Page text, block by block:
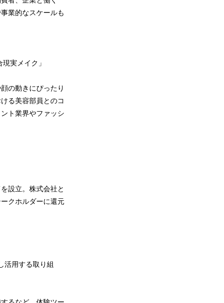
業的なスケールも
実メイク」
の動きにぴったり
る美容部員とのコ
ト業界やファッシ
設立。株式会社と
クホルダーに還元
活用する取り組